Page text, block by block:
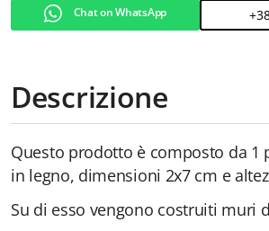
Chat on WhatsApp
Descrizione
Questo prodotto è composto da 1
in legno, dimensioni 2x7 cm e
Su di esso vengono costruiti muri